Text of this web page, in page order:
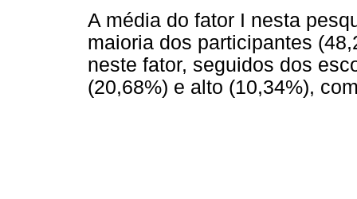
A média do fator I nesta
maioria dos participantes
neste fator, seguidos dos
(20,68%) e alto (10,34%),